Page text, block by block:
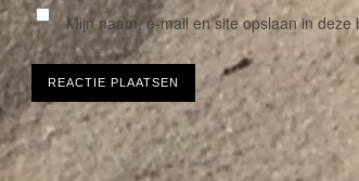
Mijn naam, e-mail en site opslaan in